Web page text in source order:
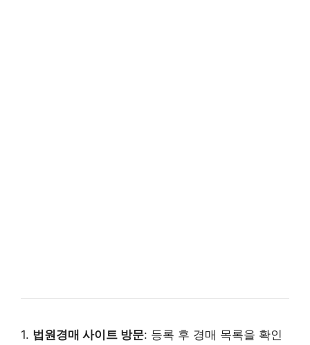
1. 법원경매 사이트 방문: 등록 후 경매 목록을 확인